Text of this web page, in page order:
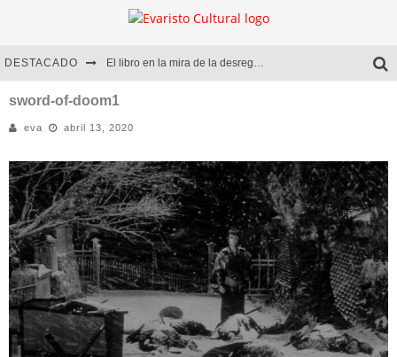
DESTACADO El libro en la mira de la desregulación
Marcelo Rubio | El llovedor
Diego Meret | Hotel Acapulco
Alejandra Correa | La nieve
sword-of-doom1
eva abril 13, 2020